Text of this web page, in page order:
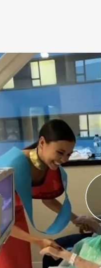
Carlos López y Roberto Castro
banda como
de su graduación
ha hecho viral y hoy